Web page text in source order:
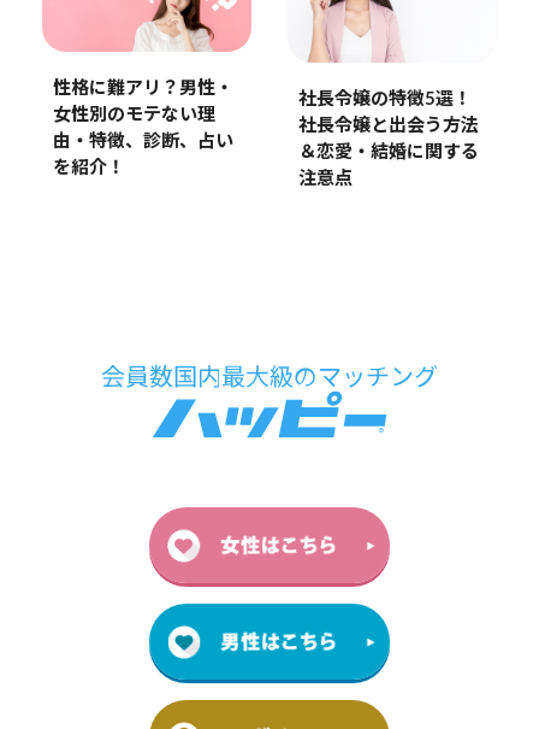
性格に難アリ？男性・
女性別のモテない理
由・特徴、診断、占い
を紹介！
社長令嬢の特徴5選！
社長令嬢と出会う方法
＆恋愛・結婚に関する
注意点